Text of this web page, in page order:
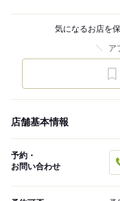
気になるお店を
ア
店舗基本情報
予約・
お問い合わせ